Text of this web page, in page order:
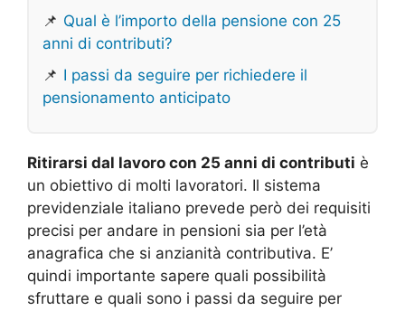
📌 Qual è l’importo della pensione con 25
anni di contributi?
📌 I passi da seguire per richiedere il
pensionamento anticipato
Ritirarsi dal lavoro con 25 anni di contributi è
un obiettivo di molti lavoratori. Il sistema
previdenziale italiano prevede però dei requisiti
precisi per andare in pensioni sia per l’età
anagrafica che si anzianità contributiva. E’
quindi importante sapere quali possibilità
sfruttare e quali sono i passi da seguire per